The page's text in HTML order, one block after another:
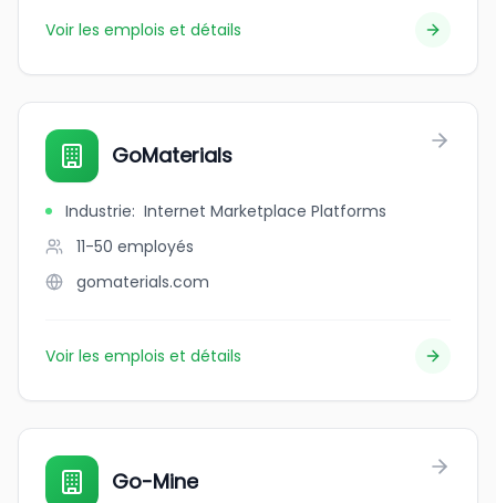
Voir les emplois et détails
GoMaterials
Industrie: Internet Marketplace Platforms
11-50 employés
gomaterials.com
Voir les emplois et détails
Go-Mine